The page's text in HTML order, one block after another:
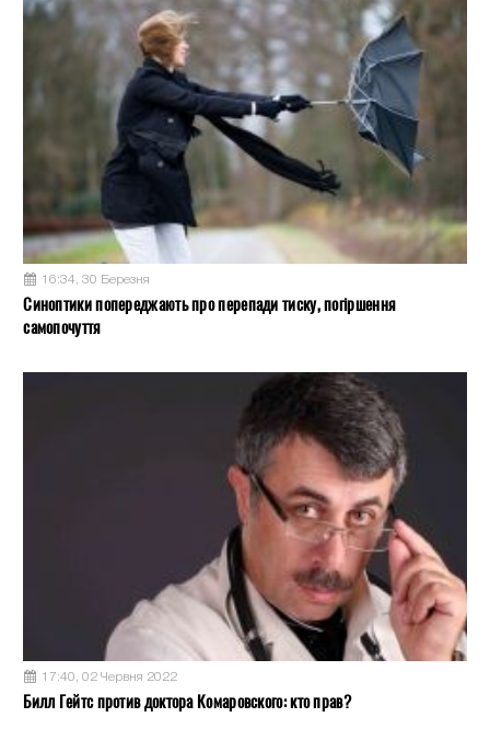
16:34, 30 Березня
Синоптики попереджають про перепади тиску, погіршення
самопочуття
17:40, 02 Червня 2022
Билл Гейтс против доктора Комаровского: кто прав?